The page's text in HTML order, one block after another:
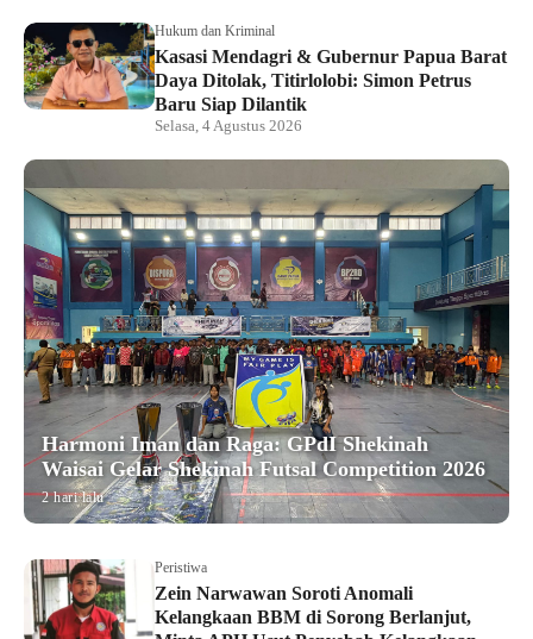
Hukum dan Kriminal
Kasasi Mendagri & Gubernur Papua Barat
Daya Ditolak, Titirlolobi: Simon Petrus
Baru Siap Dilantik
Selasa, 4 Agustus 2026
Harmoni Iman dan Raga: GPdI Shekinah
Waisai Gelar Shekinah Futsal Competition 2026
2 hari lalu
Peristiwa
Zein Narwawan Soroti Anomali
Kelangkaan BBM di Sorong Berlanjut,